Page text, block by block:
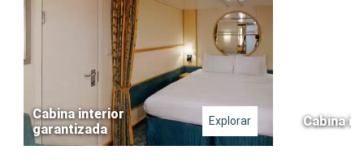
Cabina interior
garantizada
Explorar Cabina